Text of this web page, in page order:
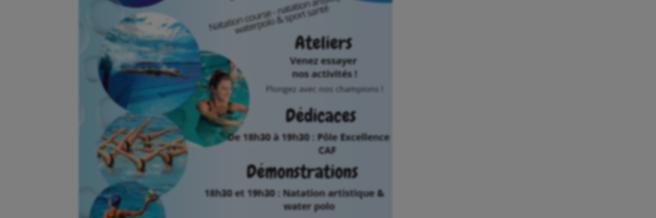
Cheerleading
Course à pied
Cyclisme
Gymnastique rythmique
Haltérophilie
Handisport
Hippisme
Jeux Olympiques et Paralympiques
Plongée
Randonnée / Marche
Roller-derby